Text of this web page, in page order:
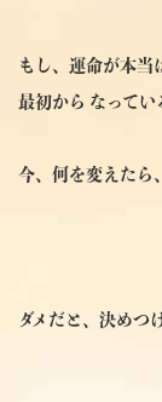
もし、運命が本当
最初から なってい
今、何を変えたら
ダメだと、決めつ